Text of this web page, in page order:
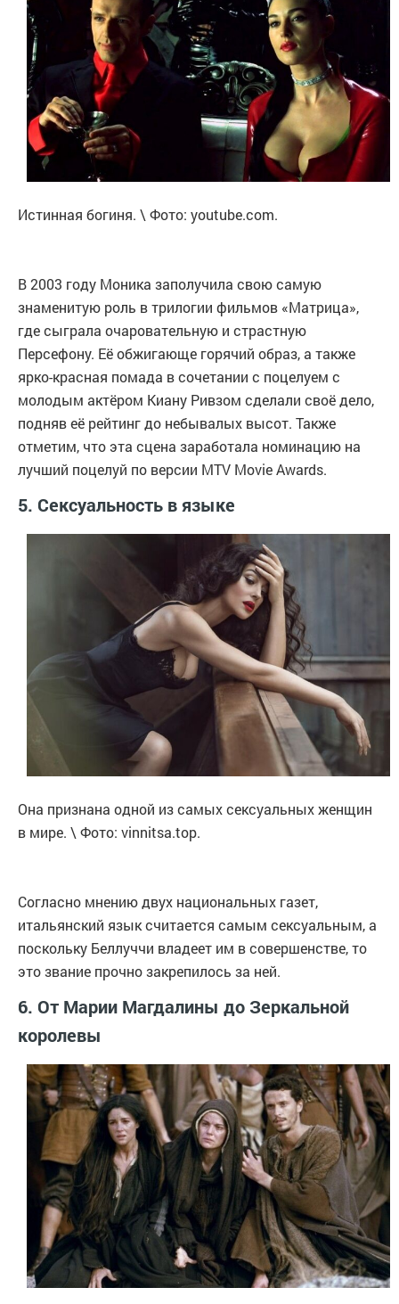
Истинная богиня. \ Фото: youtube.com.
В 2003 году Моника заполучила свою самую
знаменитую роль в трилогии фильмов «Матрица»,
где сыграла очаровательную и страстную
Персефону. Её обжигающе горячий образ, а также
ярко-красная помада в сочетании с поцелуем с
молодым актёром Киану Ривзом сделали своё дело,
подняв её рейтинг до небывалых высот. Также
отметим, что эта сцена заработала номинацию на
лучший поцелуй по версии MTV Movie Awards.
5. Сексуальность в языке
Она признана одной из самых сексуальных женщин
в мире. \ Фото: vinnitsa.top.
Согласно мнению двух национальных газет,
итальянский язык считается самым сексуальным, а
поскольку Беллуччи владеет им в совершенстве, то
это звание прочно закрепилось за ней.
6. От Марии Магдалины до Зеркальной
королевы